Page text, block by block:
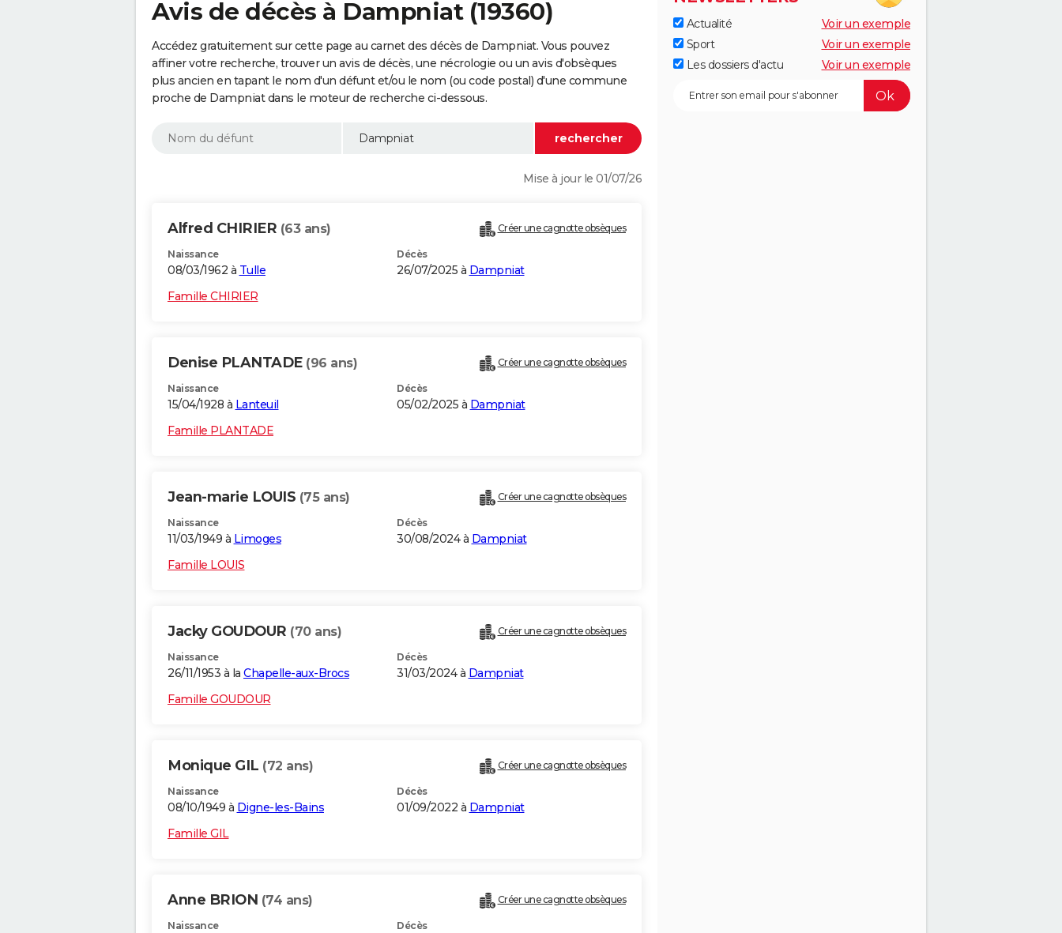
Avis de décès à Dampniat (19360)
Accédez gratuitement sur cette page au carnet des décès de Dampniat. Vous pouvez
affiner votre recherche, trouver un avis de décès, une nécrologie ou un avis d'obsèques
plus ancien en tapant le nom d'un défunt et/ou le nom (ou code postal) d'une commune
proche de Dampniat dans le moteur de recherche ci-dessous.
Mise à jour le 01/07/26
Alfred CHIRIER (63 ans) Créer une cagnotte obsèques
Naissance
08/03/1962 à Tulle
Décès
26/07/2025 à Dampniat
Famille CHIRIER
Denise PLANTADE (96 ans) Créer une cagnotte obsèques
Naissance
15/04/1928 à Lanteuil
Décès
05/02/2025 à Dampniat
Famille PLANTADE
Jean-marie LOUIS (75 ans) Créer une cagnotte obsèques
Naissance
11/03/1949 à Limoges
Décès
30/08/2024 à Dampniat
Famille LOUIS
Jacky GOUDOUR (70 ans) Créer une cagnotte obsèques
Naissance
26/11/1953 à la Chapelle-aux-Brocs
Décès
31/03/2024 à Dampniat
Famille GOUDOUR
Monique GIL (72 ans) Créer une cagnotte obsèques
Naissance
08/10/1949 à Digne-les-Bains
Décès
01/09/2022 à Dampniat
Famille GIL
Anne BRION (74 ans) Créer une cagnotte obsèques
Naissance Décès
Actualité
Voir un exemple
Sport
Voir un exemple
Les dossiers d'actu
Voir un exemple